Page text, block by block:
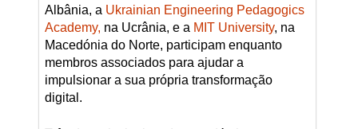
Albânia, a Ukrainian Engineering Pedagogics
Academy, na Ucrânia, e a MIT University, na
Macedónia do Norte, participam enquanto
membros associados para ajudar a
impulsionar a sua própria transformação
digital.